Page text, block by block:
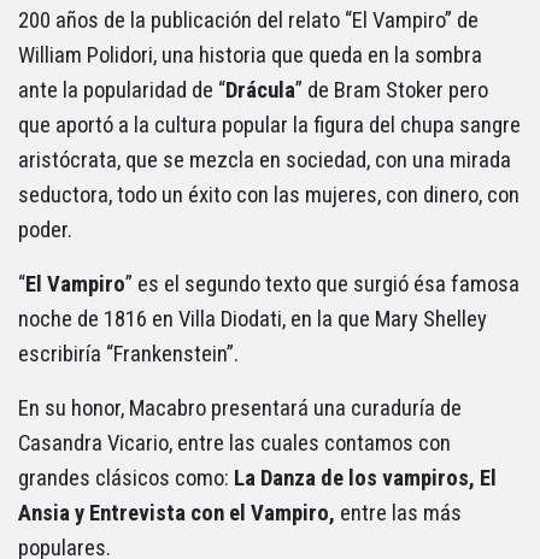
200 años de la publicación del relato “El Vampiro” de
William Polidori, una historia que queda en la sombra
ante la popularidad de “Drácula” de Bram Stoker pero
que aportó a la cultura popular la figura del chupa sangre
aristócrata, que se mezcla en sociedad, con una mirada
seductora, todo un éxito con las mujeres, con dinero, con
poder.
“El Vampiro” es el segundo texto que surgió ésa famosa
noche de 1816 en Villa Diodati, en la que Mary Shelley
escribiría “Frankenstein”.
En su honor, Macabro presentará una curaduría de
Casandra Vicario, entre las cuales contamos con
grandes clásicos como: La Danza de los vampiros, El
Ansia y Entrevista con el Vampiro, entre las más
populares.